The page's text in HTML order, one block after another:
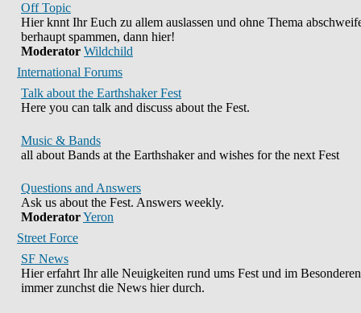
Off Topic
Hier knnt Ihr Euch zu allem auslassen und ohne Thema
berhaupt spammen, dann hier!
Moderator Wildchild
International Forums
Talk about the Earthshaker Fest
Here you can talk and discuss about the Fest.
Music & Bands
all about Bands at the Earthshaker and wishes for the next Fest
Questions and Answers
Ask us about the Fest. Answers weekly.
ModeratorYeron
Street Force
SF News
Hier erfahrt Ihr alle Neuigkeiten rund ums Fest und im
immer zunchst die News hier durch.